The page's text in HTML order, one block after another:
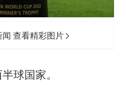
查看精彩图片
球国家。